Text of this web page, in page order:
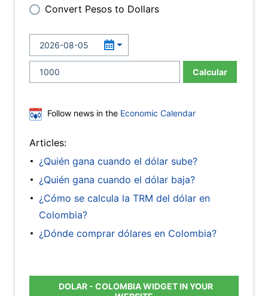
Convert Pesos to Dollars
Calcular
Follow news in the Economic Calendar
Articles:
¿Quién gana cuando el dólar sube?
¿Quién gana cuando el dólar baja?
¿Cómo se calcula la TRM del dólar en
Colombia?
¿Dónde comprar dólares en Colombia?
DOLAR - COLOMBIA WIDGET IN YOUR